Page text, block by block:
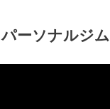
パーソナルジム